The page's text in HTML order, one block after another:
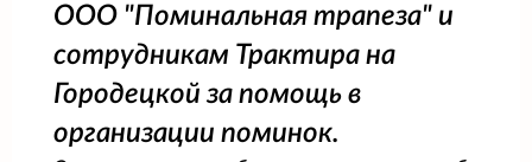
ООО "Поминальная трапеза" и
сотрудникам Трактира на
Городецкой за помощь в
организации поминок.